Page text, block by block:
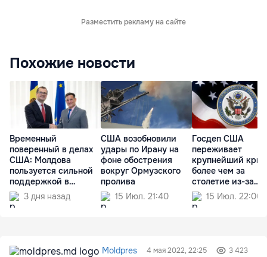
Разместить рекламу на сайте
Похожие новости
Временный
поверенный в делах
США: Молдова
пользуется сильной
поддержкой в
Конгрессе
3 дня назад
США возобновили
удары по Ирану на
фоне обострения
вокруг Ормузского
пролива
15 Июл. 21:40
Госдеп США
переживает
крупнейший
более чем за
столетие из-за
реформ Трампа
15 Июл. 22:00
Moldpres 4 мая 2022, 22:25 3 423